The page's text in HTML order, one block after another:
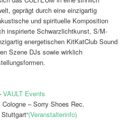
geprägt durch eine einzigartig
und spirituelle Komposition
inspirierte Schwarzlichtkunst, S/M-
energetischen KitKatClub Sound
Szene DJs sowie wirklich
VAULT Events
– Sorry Shoes Rec.
(Veranstalterinfo)